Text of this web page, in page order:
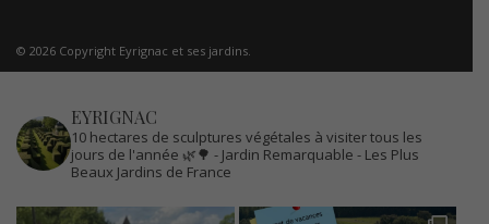
© 2026 Copyright Eyrignac et ses jardins.
EYRIGNAC
10 hectares de sculptures végétales à visiter tous les
jours de l'année 🌿🌳 - Jardin Remarquable - Les Plus
Beaux Jardins de France